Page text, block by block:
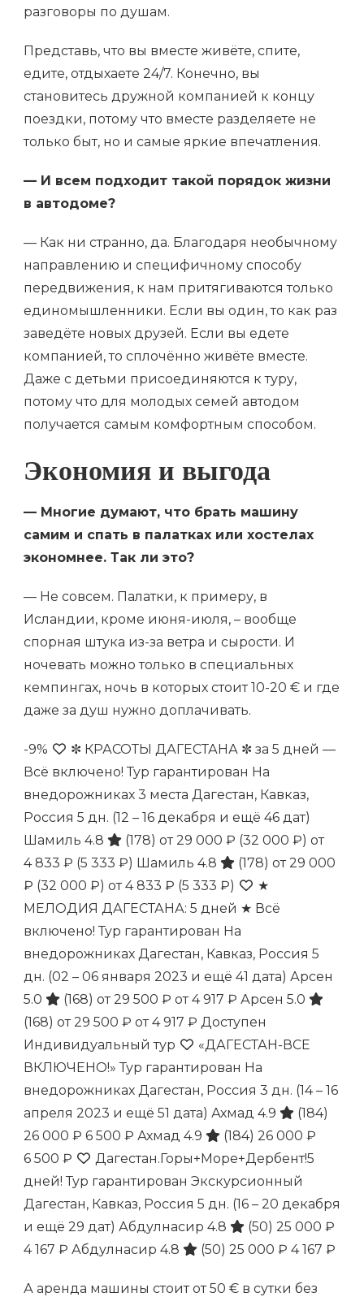
разговоры по душам.
Представь, что вы вместе живёте, спите,
едите, отдыхаете 24/7. Конечно, вы
становитесь дружной компанией к концу
поездки, потому что вместе разделяете не
только быт, но и самые яркие впечатления.
— И всем подходит такой порядок жизни
в автодоме?
— Как ни странно, да. Благодаря необычному
направлению и специфичному способу
передвижения, к нам притягиваются только
единомышленники. Если вы один, то как раз
заведёте новых друзей. Если вы едете
компанией, то сплочённо живёте вместе.
Даже с детьми присоединяются к туру,
потому что для молодых семей автодом
получается самым комфортным способом.
Экономия и выгода
— Многие думают, что брать машину
самим и спать в палатках или хостелах
экономнее. Так ли это?
— Не совсем. Палатки, к примеру, в
Исландии, кроме июня-июля, – вообще
спорная штука из-за ветра и сырости. И
ночевать можно только в специальных
кемпингах, ночь в которых стоит 10-20 € и где
даже за душ нужно доплачивать.
-9%
✼ КРАСОТЫ ДАГЕСТАНА ✼ за 5 дней —
Всё включено! Тур гарантирован На
внедорожниках 3 места Дагестан, Кавказ,
Россия 5 дн. (12 – 16 декабря и ещё 46 дат)
Шамиль 4.8
(178) от 29 000 ₽ (32 000 ₽) от
4 833 ₽ (5 333 ₽) Шамиль 4.8 (178) от 29 000
₽ (32 000 ₽) от 4 833 ₽ (5 333 ₽)
★
МЕЛОДИЯ ДАГЕСТАНА: 5 дней ★ Всё
включено! Тур гарантирован На
внедорожниках Дагестан, Кавказ, Россия 5
дн. (02 – 06 января 2023 и ещё 41 дата) Арсен
5.0
(168) от 29 500 ₽ от 4 917 ₽ Арсен 5.0
(168) от 29 500 ₽ от 4 917 ₽ Доступен
Индивидуальный тур
«ДАГЕСТАН-ВСЕ
ВКЛЮЧЕНО!» Тур гарантирован На
внедорожниках Дагестан, Россия 3 дн. (14 – 16
апреля 2023 и ещё 51 дата) Ахмад 4.9
(184)
26 000 ₽ 6 500 ₽ Ахмад 4.9 (184) 26 000 ₽
6 500 ₽
Дагестан.Горы+Море+Дербент!5
дней! Тур гарантирован Экскурсионный
Дагестан, Кавказ, Россия 5 дн. (16 – 20 декабря
и ещё 29 дат) Абдулнасир 4.8 (50) 25 000 ₽
4 167 ₽ Абдулнасир 4.8 (50) 25 000 ₽ 4 167 ₽
А аренда машины стоит от 50 € в сутки без